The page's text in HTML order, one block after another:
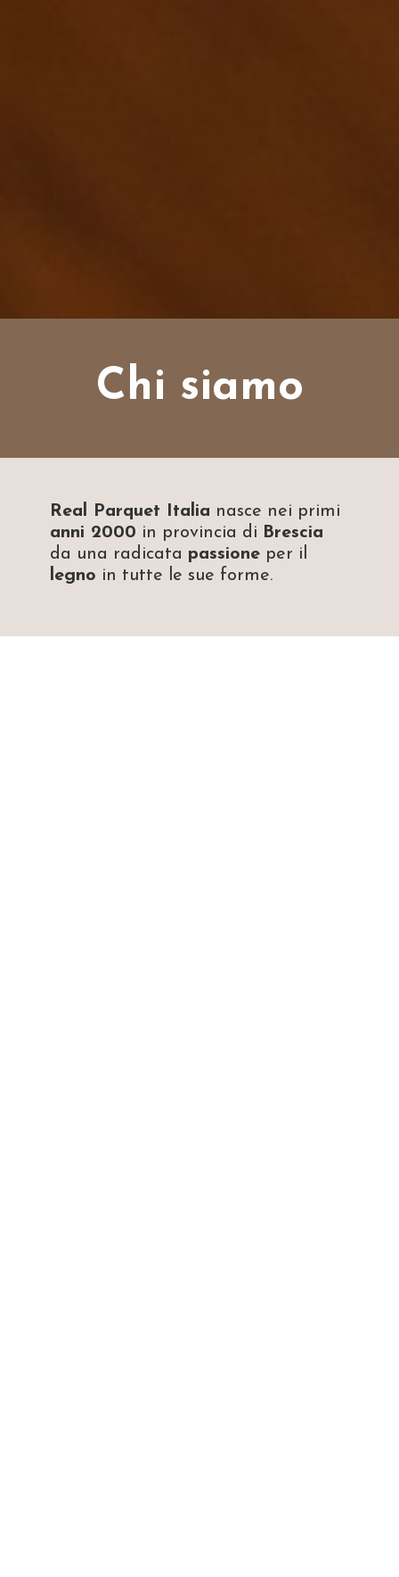
Real Parquet Italia nasce nei primi
anni 2000 in provincia di Brescia
da una radicata passione per il
legno in tutte le sue forme.
Chi siamo